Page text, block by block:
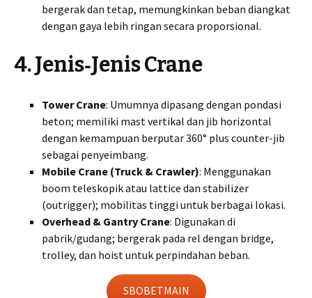
bergerak dan tetap, memungkinkan beban diangkat
dengan gaya lebih ringan secara proporsional.
4. Jenis‑Jenis Crane
Tower Crane: Umumnya dipasang dengan pondasi
beton; memiliki mast vertikal dan jib horizontal
dengan kemampuan berputar 360° plus counter-jib
sebagai penyeimbang.
Mobile Crane (Truck & Crawler): Menggunakan
boom teleskopik atau lattice dan stabilizer
(outrigger); mobilitas tinggi untuk berbagai lokasi.
Overhead & Gantry Crane: Digunakan di
pabrik/gudang; bergerak pada rel dengan bridge,
trolley, dan hoist untuk perpindahan beban.
SBOBETMAIN